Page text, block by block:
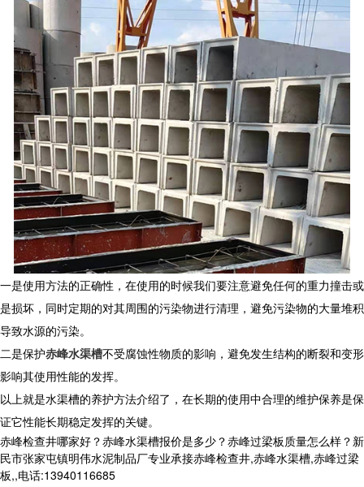
一是使用方法的正确性，在使用的时候我们要注意避免任何的重力撞击或
是损坏，同时定期的对其周围的污染物进行清理，避免污染物的大量堆积
导致水源的污染。
二是保护赤峰水渠槽不受腐蚀性物质的影响，避免发生结构的断裂和变形
影响其使用性能的发挥。
以上就是水渠槽的养护方法介绍了，在长期的使用中合理的维护保养是保
证它性能长期稳定发挥的关键。
赤峰检查井哪家好？赤峰水渠槽报价是多少？赤峰过梁板质量怎么样？新
民市张家屯镇明伟水泥制品厂专业承接赤峰检查井,赤峰水渠槽,赤峰过梁
板,,电话:13940116685